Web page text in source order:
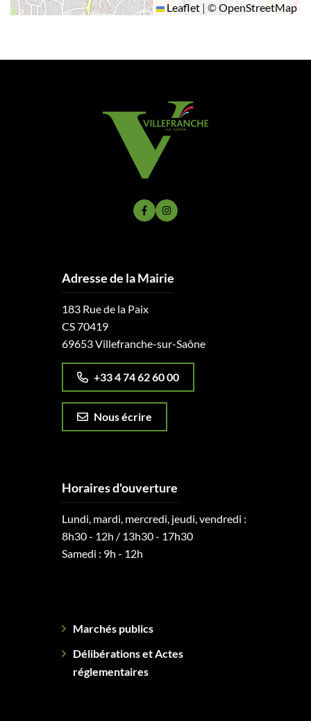
Leaflet | ©OpenStreetMap
Lien vers le compte Facebook
Lien vers le compte Instagram
Adresse de la Mairie
183 Rue de la Paix
CS 70419
69653 Villefranche-sur-Saône
+33 4 74 62 60 00
Nous écrire
Horaires d'ouverture
Lundi, mardi, mercredi, jeudi, vendredi :
8h30 - 12h / 13h30 - 17h30
Samedi : 9h - 12h
Marchés publics
Délibérations et Actes
réglementaires